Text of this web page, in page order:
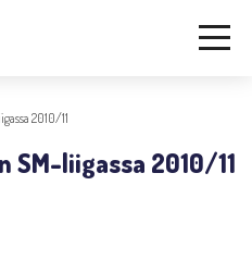
2010/11
SM-liigassa 2010/11